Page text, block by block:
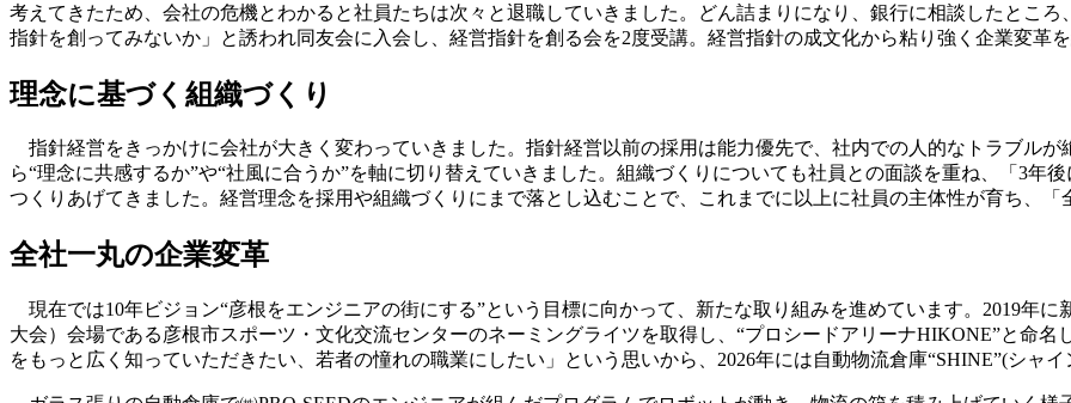
考えてきたため、会社の危機とわかると社員たちは次々と退職していきました。どん詰まりになり、銀行に相談したとこ
指針を創ってみないか」と誘われ同友会に入会し、経営指針を創る会を2度受講。経営指針の成文化から粘り強く企業変革を
理念に基づく組織づくり
指針経営をきっかけに会社が大きく変わっていきました。指針経営以前の採用は能力優先で、社内での人的なトラブル
ら“理念に共感するか”や“社風に合うか”を軸に切り替えていきました。組織づくりについても社員との面談を重ね、「3年
つくりあげてきました。経営理念を採用や組織づくりにまで落とし込むことで、これまでに以上に社員の主体性が育ち、「
全社一丸の企業変革
現在では10年ビジョン“彦根をエンジニアの街にする”という目標に向かって、新たな取り組みを進めています。2019年に
大会）会場である彦根市スポーツ・文化交流センターのネーミングライツを取得し、“プロシードアリーナHIKONE”と命
をもっと広く知っていただきたい、若者の憧れの職業にしたい」という思いから、2026年には自動物流倉庫“SHINE”(シャイ